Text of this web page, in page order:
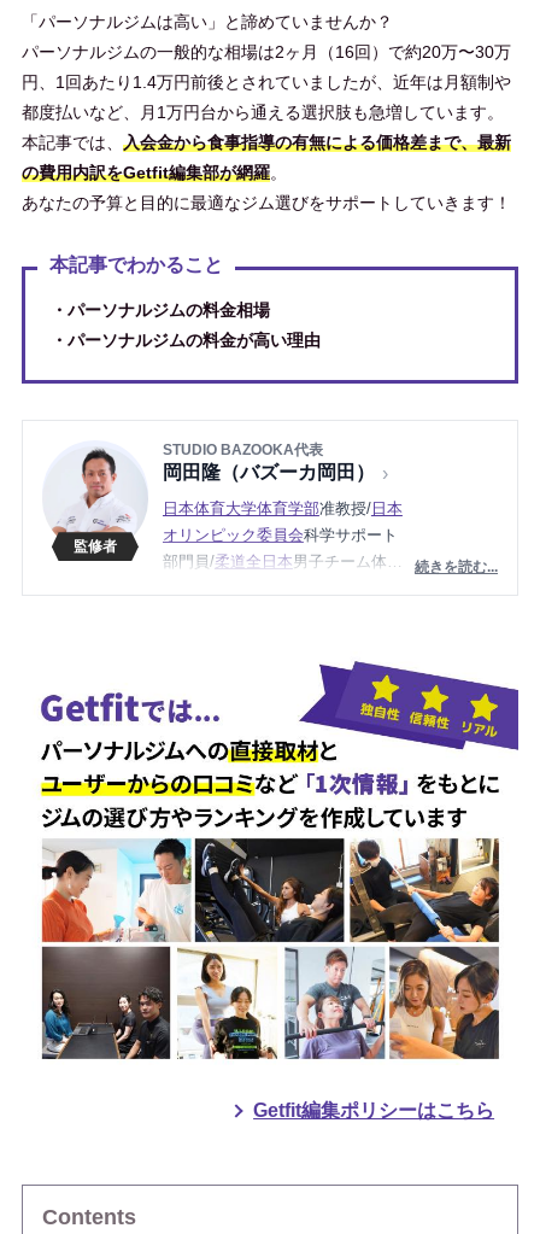
「パーソナルジムは高い」と諦めていませんか？
パーソナルジムの一般的な相場は2ヶ月（16回）で約20万〜30万
円、1回あたり1.4万円前後とされていましたが、近年は月額制や
都度払いなど、月1万円台から通える選択肢も急増しています。
本記事では、 入会金から食事指導の有無による価格差まで、最新
の費用内訳をGetfit編集部が網羅。
あなたの予算と目的に最適なジム選びをサポートしていきます！
本記事でわかること
・パーソナルジムの料金相場
・パーソナルジムの料金が高い理由
STUDIO BAZOOKA代表
岡田隆（バズーカ岡田）
日本体育大学体育学部准教授/日本
オリンピック委員会科学サポート
部門員/柔道全日本男子チーム体力
STUDIO BAZOO
トップアスリートから一般の方ま
で身体作りの指導をしつつ、自身
もボディビルの選手であり日本選
手権大会には2016年、2017年に連
続出場。
骨格筋評論家「バズーカ岡田」と
して多くの雑誌、テレビ、YouTub
eなど多くのメディアで活躍中。
続きを読む...
Getfit編集ポリシーはこちら
Contents